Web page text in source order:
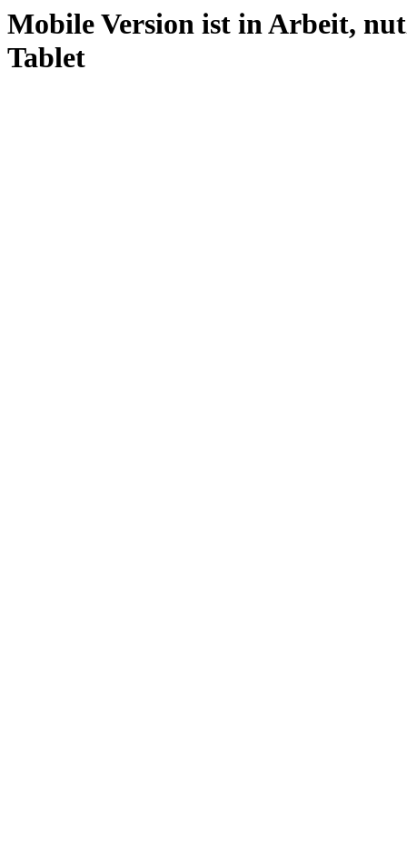
Mobile Version ist in Arbeit,
Tablet